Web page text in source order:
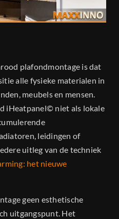
plafondmontage is dat
alle fysieke materialen in
meubels en mensen.
iHeatpanel© niet als lokale
leidingen of
uitleg van de techniek
het nieuwe
geen esthetische
uitgangspunt. Het